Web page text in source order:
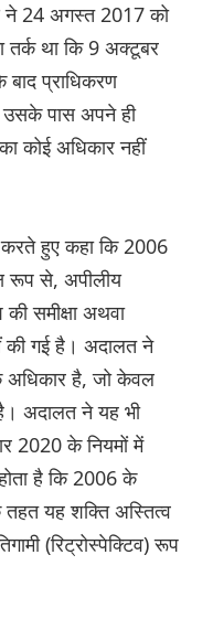
ने 24 अगस्त 2017 को
तर्क था कि 9 अक्टूबर
प्राधिकरण
पास अपने ही
कोई अधिकार नहीं
हुए कहा कि 2006
रूप से, अपीलीय
समीक्षा अथवा
की गई है। अदालत ने
अधिकार है, जो केवल
है। अदालत ने यह भी
2020 के नियमों में
है कि 2006 के
तहत यह शक्ति अस्तित्व
(रिट्रोस्पेक्टिव) रूप